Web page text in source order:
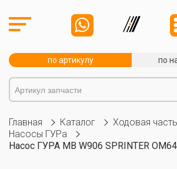
по артикулу по
Главная Каталог
Ходовая часть
Насосы ГУРа
Насос ГУРА MB W906 SPRINTER